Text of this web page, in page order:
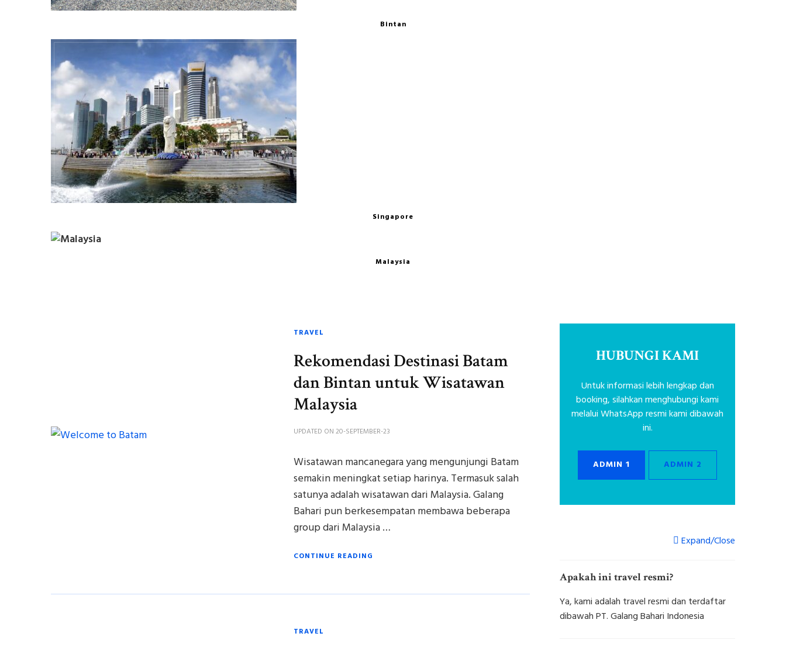
Bintan
Singapore
Malaysia
TRAVEL
Rekomendasi Destinasi Batam
dan Bintan untuk Wisatawan
Malaysia
UPDATED ON 20-SEPTEMBER-23
Wisatawan mancanegara yang mengunjungi Batam
semakin meningkat setiap harinya. Termasuk salah
satunya adalah wisatawan dari Malaysia. Galang
Bahari pun berkesempatan membawa beberapa
group dari Malaysia …
CONTINUE READING
TRAVEL
HUBUNGI KAMI
Untuk informasi lebih lengkap dan
booking, silahkan menghubungi kami
melalui WhatsApp resmi kami dibawah
ini.
ADMIN 1 ADMIN 2
Expand/Close
Apakah ini travel resmi?
Ya, kami adalah travel resmi dan terdaftar
dibawah PT. Galang Bahari Indonesia